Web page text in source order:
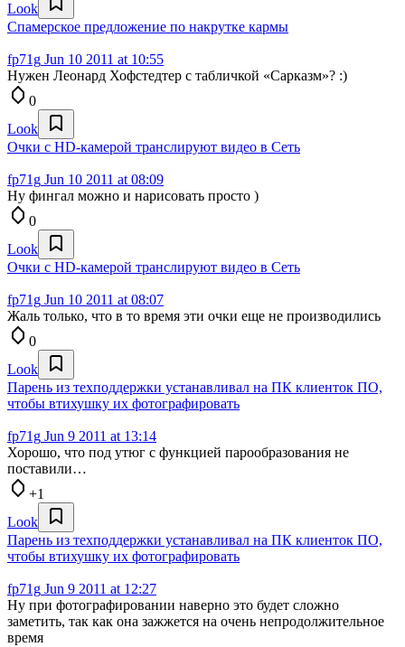
Look
Спамерское предложение по накрутке кармы
fp71g Jun 10 2011 at 10:55
Нужен Леонард Хофстедтер с табличкой «Сарказм»? :)
0
Look
Очки с HD-камерой транслируют видео в Сеть
fp71g Jun 10 2011 at 08:09
Ну фингал можно и нарисовать просто )
0
Look
Очки с HD-камерой транслируют видео в Сеть
fp71g Jun 10 2011 at 08:07
Жаль только, что в то время эти очки еще не производились
0
Look
Парень из техподдержки устанавливал на ПК клиенток ПО,
чтобы втихушку их фотографировать
fp71g Jun 9 2011 at 13:14
Хорошо, что под утюг с функцией парообразования не
поставили…
+1
Look
Парень из техподдержки устанавливал на ПК клиенток ПО,
чтобы втихушку их фотографировать
fp71g Jun 9 2011 at 12:27
Ну при фотографировании наверно это будет сложно
заметить, так как она зажжется на очень непродолжительное
время